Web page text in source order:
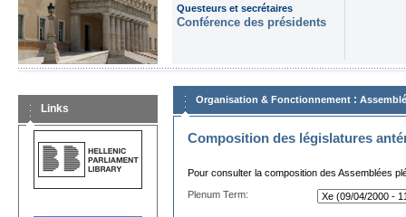
Questeurs et secrétaires
Conférence des présidents
Links
Organisation & Fonctionnement :
Composition des législatures
Pour consulter la composition des Assemblées
Plenum Term: